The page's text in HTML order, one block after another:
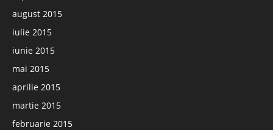
august 2015
iulie 2015
iunie 2015
mai 2015
aprilie 2015
martie 2015
februarie 2015